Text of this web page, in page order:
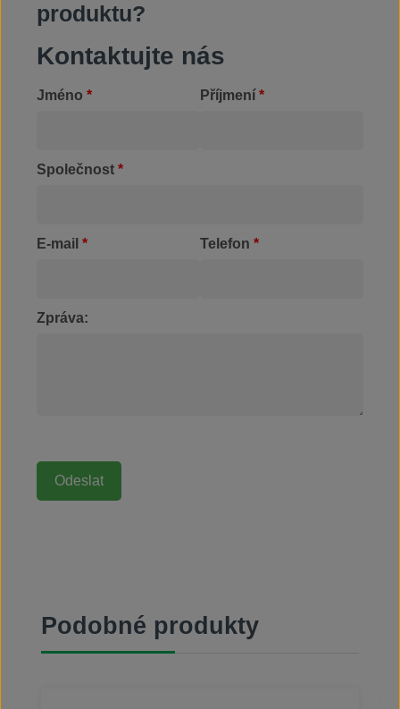
produktu?
Kontaktujte nás
Jméno * Příjmení *
Společnost *
E-mail * Telefon *
Zpráva:
Přeskočit galerii produktů
Podobné produkty